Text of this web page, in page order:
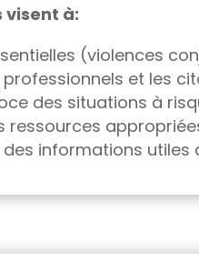
visent à:
(violences
et les
des situations à
ressources
informations utiles